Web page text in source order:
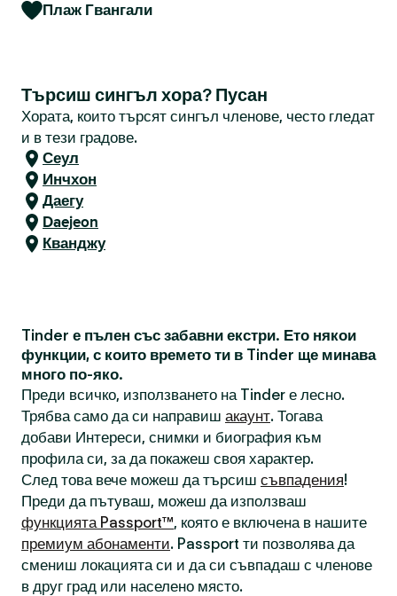
Плаж Гвангали
Търсиш сингъл хора? Пусан
Хората, които търсят сингъл членове, често гледат
и в тези градове.
Сеул
Инчхон
Даегу
Daejeon
Кванджу
Tinder е пълен със забавни екстри. Ето някои
функции, с които времето ти в Tinder ще минава
много по-яко.
Преди всичко, използването на Tinder е лесно.
Трябва само да си направиш акаунт. Тогава
добави Интереси, снимки и биография към
профила си, за да покажеш своя характер.
След това вече можеш да търсиш съвпадения!
Преди да пътуваш, можеш да използваш
функцията Passport™, която е включена в нашите
премиум абонаменти. Passport ти позволява да
смениш локацията си и да си съвпадаш с членове
в друг град или населено място.